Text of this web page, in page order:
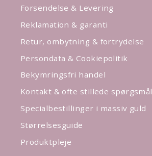
Forsendelse & Levering
Reklamation & garanti
Retur, ombytning & fortrydelse
Persondata & Cookiepolitik
Bekymringsfri handel
Kontakt & ofte stillede spørgsmål
Specialbestillinger i massiv guld
Størrelsesguide
Produktpleje